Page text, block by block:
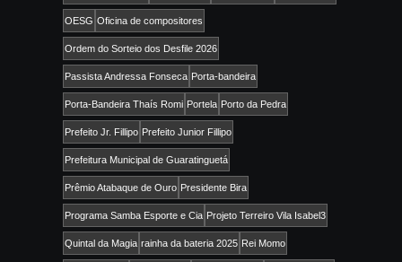
OESG Oficina de compositores
Ordem do Sorteio dos Desfile 2026
Passista Andressa Fonseca Porta-bandeira
Porta-Bandeira Thaís Romi Portela Porto da Pedra
Prefeito Jr. Fillipo Prefeito Junior Fillipo
Prefeitura Municipal de Guaratinguetá
Prêmio Atabaque de Ouro Presidente Bira
Programa Samba Esporte e Cia Projeto Terreiro Vila Isabel3
Quintal da Magia rainha da bateria 2025 Rei Momo